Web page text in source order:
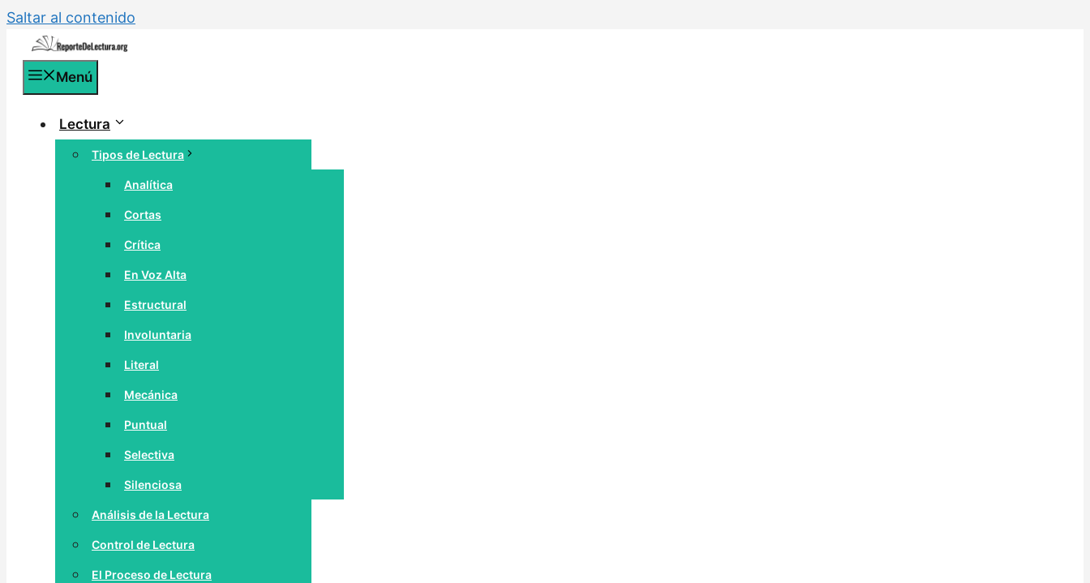
Saltar al contenido
Menú
Lectura
Tipos de Lectura
Analítica
Cortas
Crítica
En Voz Alta
Estructural
Involuntaria
Literal
Mecánica
Puntual
Selectiva
Silenciosa
Análisis de la Lectura
Control de Lectura
El Proceso de Lectura